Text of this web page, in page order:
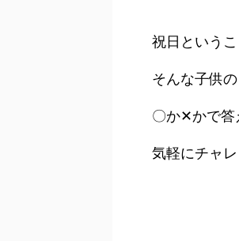
祝日という
そんな子供
〇か✕かで答
気軽にチャ